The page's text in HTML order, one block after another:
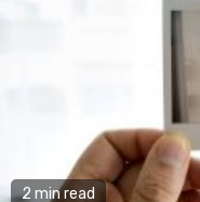
2 min read